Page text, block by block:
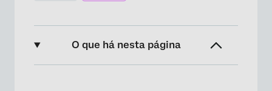
O que há nesta página